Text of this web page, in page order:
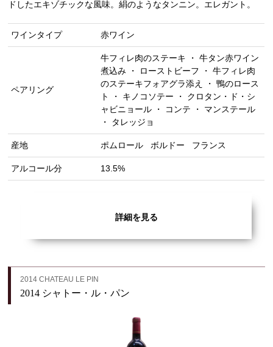
ドしたエキゾチックな風味。絹のようなタンニン。エレガント。
ワインタイプ 赤ワイン
ペアリング
牛フィレ肉のステーキ ・ 牛タン赤ワイン
煮込み ・ ローストビーフ ・ 牛フィレ肉
のステーキフォアグラ添え ・ 鴨のロース
ト ・ キノコソテー ・ クロタン・ド・シ
ャビニョール ・ コンテ ・ マンステール
・ タレッジョ
産地 ポムロール ボルドー フランス
アルコール分 13.5%
詳細を見る
2014 CHATEAU LE PIN
2014 シャトー・ル・パン